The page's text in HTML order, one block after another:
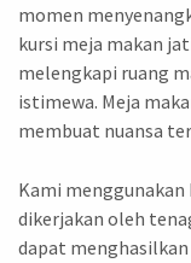
momen
kursi meja makan
melengkapi ruang
istimewa. Meja
membuat nuansa
Kami
dikerjakan oleh
dapat